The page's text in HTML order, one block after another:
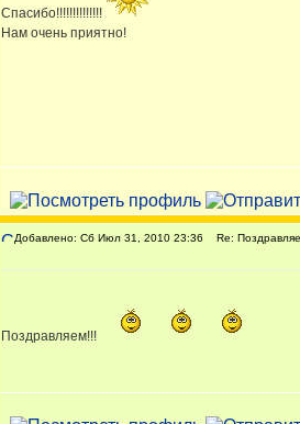
Спасибо!!!!!!!!!!!!!!
Нам очень приятно!
Добавлено: Сб Июл 31, 2010 23:36 Re:
Поздравляем!!!